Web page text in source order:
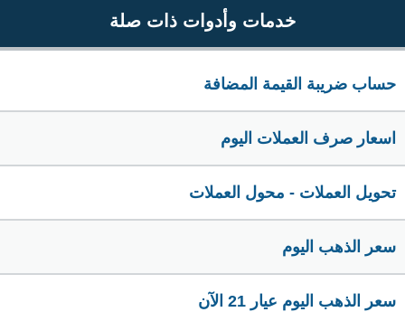
خدمات وأدوات ذات صلة
حساب ضريبة القيمة المضافة
اسعار صرف العملات اليوم
تحويل العملات - محول العملات
سعر الذهب اليوم
سعر الذهب اليوم عيار 21 الآن